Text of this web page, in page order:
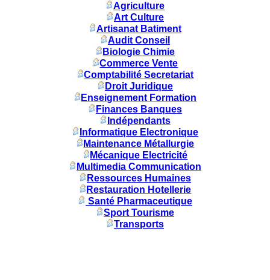
Agriculture
Art Culture
Artisanat Batiment
Audit Conseil
Biologie Chimie
Commerce Vente
Comptabilité Secretariat
Droit Juridique
Enseignement Formation
Finances Banques
Indépendants
Informatique Electronique
Maintenance Métallurgie
Mécanique Electricité
Multimedia Communication
Ressources Humaines
Restauration Hotellerie
Santé Pharmaceutique
Sport Tourisme
Transports